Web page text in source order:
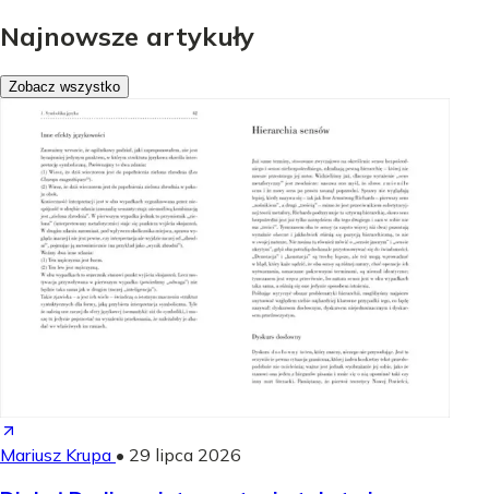
Najnowsze artykuły
Zobacz wszystko
Mariusz Krupa • 29 lipca 2026